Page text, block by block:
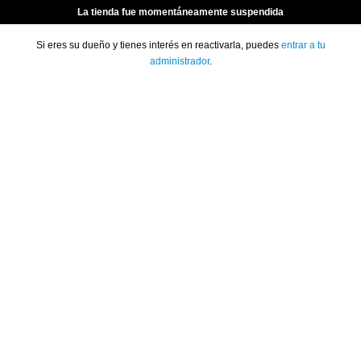
La tienda fue momentáneamente suspendida
Si eres su dueño y tienes interés en reactivarla, puedes entrar a tu
administrador.